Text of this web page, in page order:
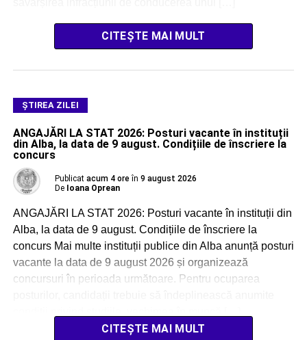
CITEȘTE MAI MULT
ŞTIREA ZILEI
ANGAJĂRI LA STAT 2026: Posturi vacante în instituții
din Alba, la data de 9 august. Condițiile de înscriere la
concurs
Publicat acum 4 ore în 9 august 2026
De Ioana Oprean
ANGAJĂRI LA STAT 2026: Posturi vacante în instituții din
Alba, la data de 9 august. Condițiile de înscriere la
concurs Mai multe instituții publice din Alba anunță posturi
vacante la data de 9 august 2026 și organizează
concursuri în perioada următoare. Pentru ocuparea
CITEȘTE MAI MULT